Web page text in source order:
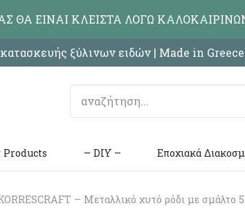
ξύλινων ειδών | Made in
Products – DIY – Εποχιακά
– Μεταλλικό χυτό ρόδι με σμάλτο
ΘΑ ΕΙΝΑΙ ΚΛΕΙΣΤΑ ΛΟΓΩ